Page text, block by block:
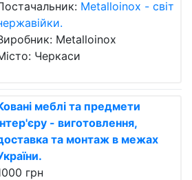
Metalloinox - світ
Metalloinox
Черкаси
меблі та предмети
- виготовлення,
та монтаж в межах
грн